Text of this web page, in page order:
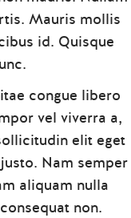
Mauris mollis
id. Quisque
congue libero
vel viverra a,
elit eget
Nam semper
aliquam nulla
non.